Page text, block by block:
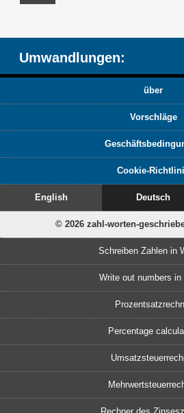
Umwandlungen:
über
Vorschläge
Cookie-
English Deutsch
© 2026 zahl-worten-
Schreiben Zahlen in
Write out numbers in
Percentage